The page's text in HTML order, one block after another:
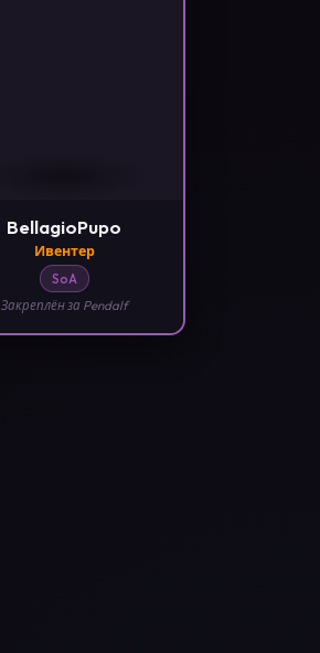
BellagioPupo
Ивентер
SoA
Закреплён за Pendalf